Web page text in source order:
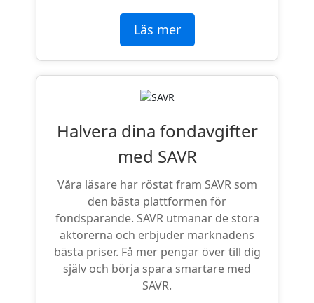
Läs mer
Halvera dina fondavgifter
med SAVR
Våra läsare har röstat fram SAVR som
den bästa plattformen för
fondsparande. SAVR utmanar de stora
aktörerna och erbjuder marknadens
bästa priser. Få mer pengar över till dig
själv och börja spara smartare med
SAVR.